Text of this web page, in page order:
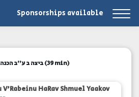
Sponsorships available
ביצה ב ע''ב(39 min)
HaRav Shmuel Yaakov